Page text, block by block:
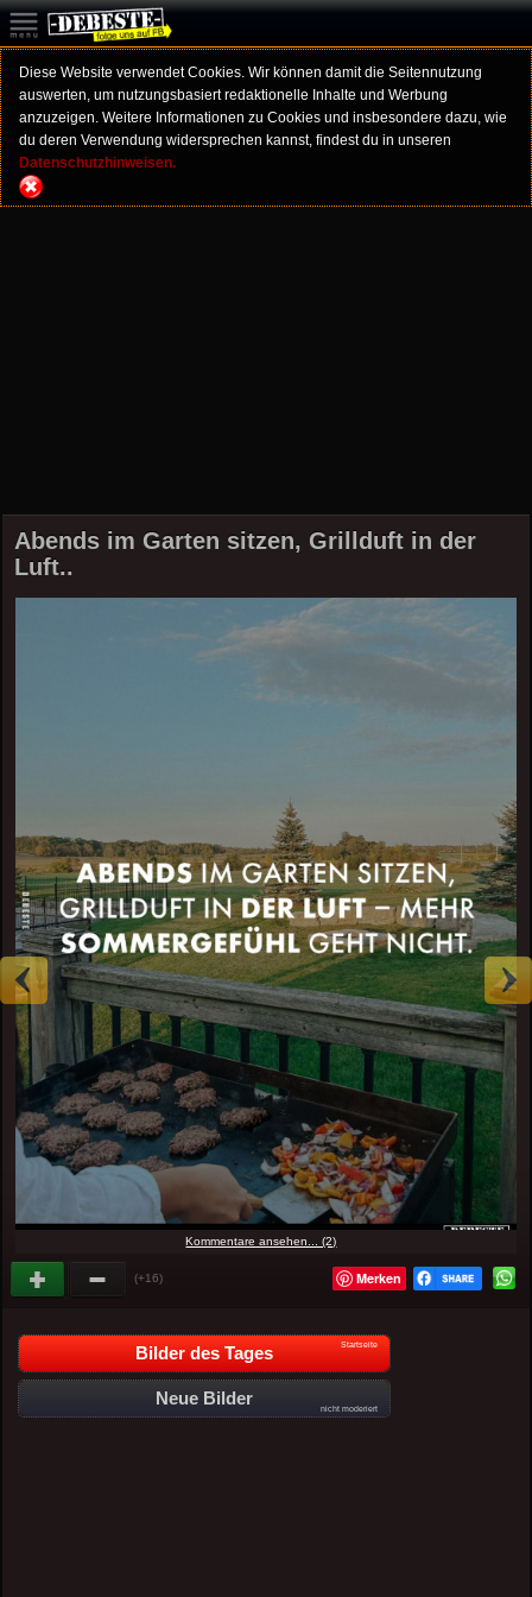
Diese Website verwendet Cookies. Wir können damit die Seitennutzung
auswerten, um nutzungsbasiert redaktionelle Inhalte und Werbung
anzuzeigen. Weitere Informationen zu Cookies und insbesondere dazu, wie
du deren Verwendung widersprechen kannst, findest du in unseren
Datenschutzhinweisen.
Abends im Garten sitzen, Grillduft in der
Luft..
Kommentare ansehen... (2)
(+16) Merken
Bilder des Tages Startseite
Neue Bilder
nicht moderiert